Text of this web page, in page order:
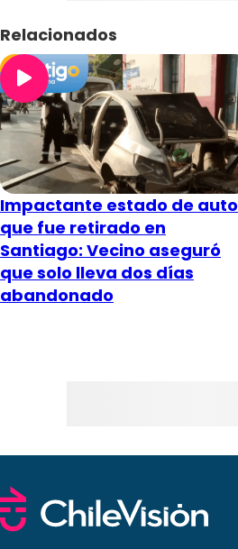
Relacionados
Impactante estado de auto
que fue retirado en
Santiago: Vecino aseguró
que solo lleva dos días
abandonado